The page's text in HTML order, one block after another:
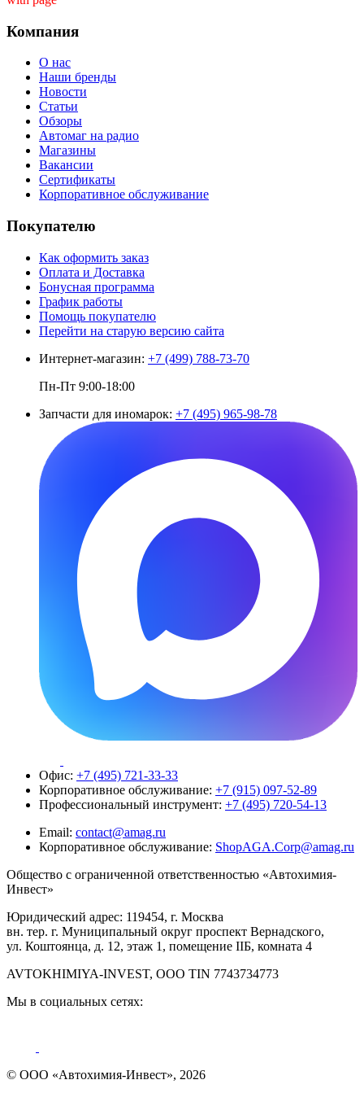
Компания
О нас
Наши бренды
Новости
Статьи
Обзоры
Автомаг на радио
Магазины
Вакансии
Сертификаты
Корпоративное обслуживание
Покупателю
Как оформить заказ
Оплата и Доставка
Бонусная программа
График работы
Помощь покупателю
Перейти на старую версию сайта
Интернет-магазин: +7 (499) 788-73-70
Пн-Пт 9:00-18:00
Запчасти для иномарок: +7 (495) 965-98-78
Офис: +7 (495) 721-33-33
Корпоративное обслуживание: +7 (915) 097-52-89
Профессиональный инструмент: +7 (495) 720-54-13
Email: contact@amag.ru
Корпоративное обслуживание: ShopAGA.Corp@amag.ru
Общество с ограниченной ответственностью «Автохимия-
Инвест»
Юридический адрес: 119454, г. Москва
вн. тер. г. Муниципальный округ проспект Вернадского,
ул. Коштоянца, д. 12, этаж 1, помещение IIБ, комната 4
AVTOKHIMIYA-INVEST, OOO TIN 7743734773
Мы в социальных сетях:
© ООО «Автохимия-Инвест», 2026